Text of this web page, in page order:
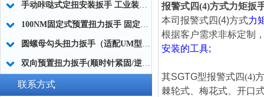
手动咔哒式定扭安装扳手 工业装配咔哒式扭矩安装工具100NM
100NM固定式预置扭力扳手 固定预置型扭矩扳手 不可调预置式扭力扳手
圆螺母勾头扭力扳手（适配UM型螺母，汽车变速箱维修专用）
双向预置扭力扳手(顺时针紧固/逆时针反螺纹安装)
联系方式
报警式四(4)方式力矩扳
本司报警式四(4)方式力
根据客户需求非标定制
安装的工具;
其SGTG型报警式四(4)
棘轮式、梅花式、开口